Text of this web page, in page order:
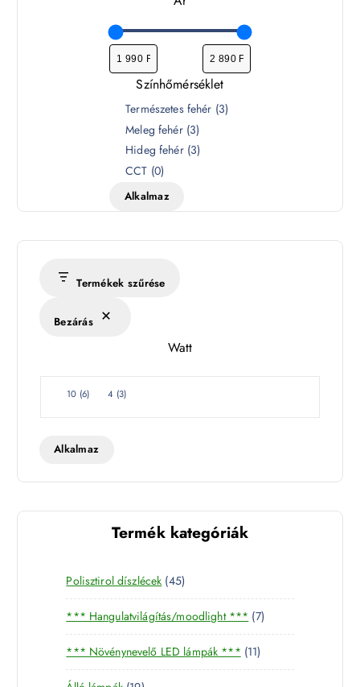
Színhőmérséklet
é
s
k
Természetes fehér (3)
Meleg fehér (3)
Hideg fehér (3)
CCT (0)
Alkalmaz
Termékek szűrése
Bezárás
Watt
W
t
10 (6) 4 (3)
Alkalmaz
Termék kategóriák
Polisztirol díszlécek 454
5
t
e
r
m
*** Hangulatvilágítás/moodlight *** 77
t
r
*** Növénynevelő LED lámpák *** 111
1